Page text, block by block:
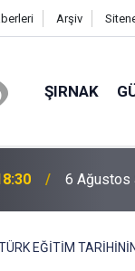
Arşiv
ŞIRNAK
Dicle
EĞİTİM